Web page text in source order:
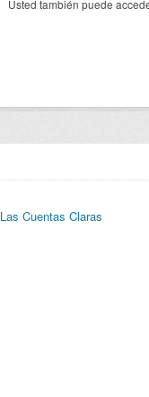
Usted también puede
Las Cuentas Claras